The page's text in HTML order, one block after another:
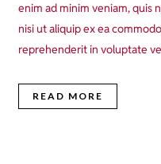
enim ad minim veniam, quis
nisi ut aliquip ex ea
reprehenderit in voluptate
READ MORE